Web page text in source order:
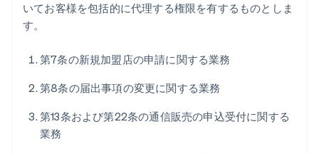
いてお客様を包括的に代理する権限を有するものとしま
す。
第7条の新規加盟店の申請に関する業務
第8条の届出事項の変更に関する業務
第13条および第22条の通信販売の申込受付に関する
業務